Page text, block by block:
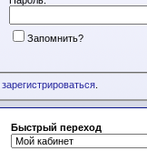
Запомнить?
зарегистрироваться
Быстрый переход